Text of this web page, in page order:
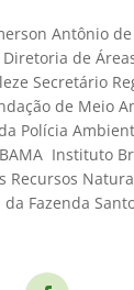
Antônio
de
Secretário
de Meio
Polícia
 Instituto
Recursos
Fazenda